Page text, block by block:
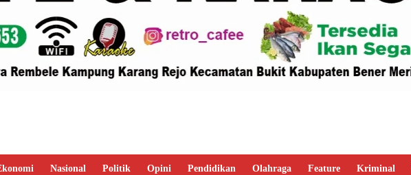
Nasional Politik Opini Pendidikan Olahraga Feature Kriminal